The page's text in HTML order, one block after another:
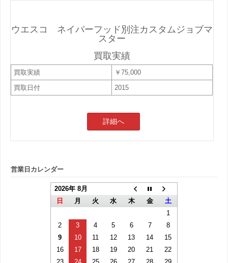
ウエスコ ネイバーフッド別注カスタムジョブマ
スター
買取実績
買取実績
￥75,000
買取日付
2015
詳細へ
営業日カレンダー
2026年 8月
日
月 火 水 木 金
土
1
2
3 4 5 6 7
8
9
10 11 12 13 14
15
16
17 18 19 20 21
22